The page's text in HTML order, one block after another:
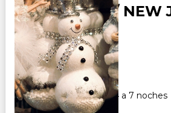
NEW YORK / NEW
OFERTA
Duración:
7Días Noches
Paquete Turistico de 4 a 7
York